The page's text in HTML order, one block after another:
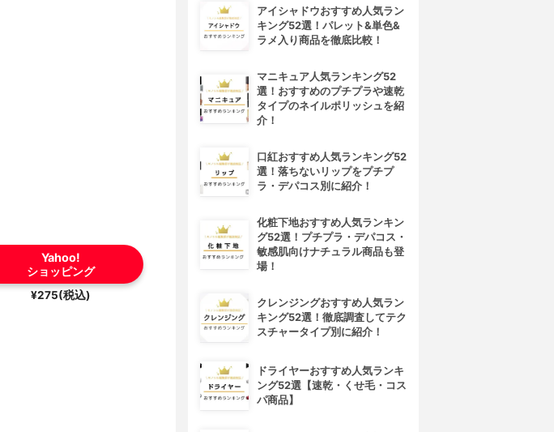
Yahoo!
ショッピング
¥275(税込)
アイシャドウおすすめ人気ラン
キング52選！パレット&単色&
ラメ入り商品を徹底比較！
マニキュア人気ランキング52
選！おすすめのプチプラや速乾
タイプのネイルポリッシュを紹
介！
口紅おすすめ人気ランキング52
選！落ちないリップをプチプ
ラ・デパコス別に紹介！
化粧下地おすすめ人気ランキン
グ52選！プチプラ・デパコス・
敏感肌向けナチュラル商品も登
場！
クレンジングおすすめ人気ラン
キング52選！徹底調査してテク
スチャータイプ別に紹介！
ドライヤーおすすめ人気ランキ
ング52選【速乾・くせ毛・コス
パ商品】